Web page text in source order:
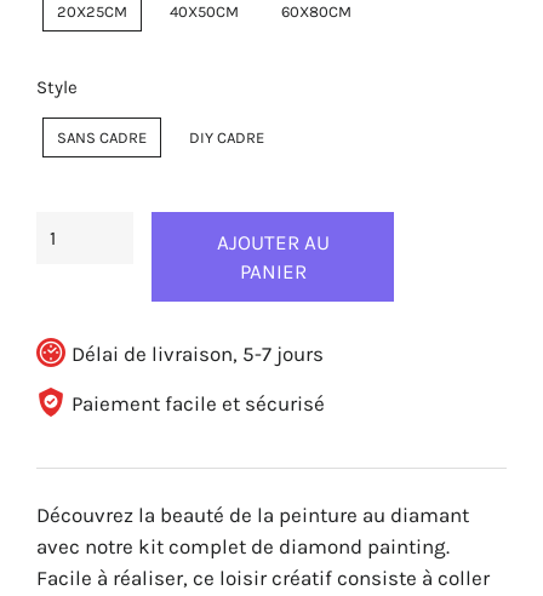
20X25CM 40X50CM 60X80CM
Style
SANS CADRE DIY CADRE
AJOUTER AU
PANIER
Délai de livraison, 5-7 jours
Paiement facile et sécurisé
Découvrez la beauté de la peinture au diamant
avec notre kit complet de diamond painting.
Facile à réaliser, ce loisir créatif consiste à coller